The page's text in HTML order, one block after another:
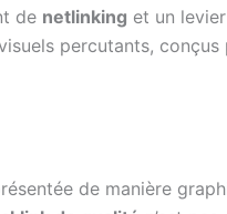
de netlinking et un
percutants,
de manière